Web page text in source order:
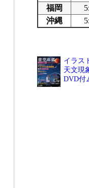
福岡
沖縄
イラス
天文現
DVD付